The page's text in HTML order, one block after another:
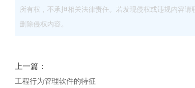
所有权，不承担相关法律责任。若发现侵权或违规内容
删除侵权内容。
上一篇：
工程行为管理软件的特征